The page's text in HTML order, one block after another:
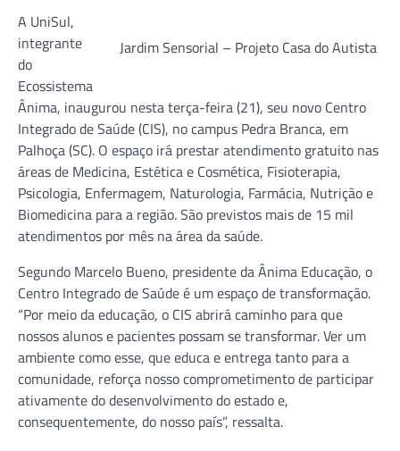
Jardim Sensorial – Projeto Casa do Autista
A UniSul,
integrante
do
Ecossistema
Ânima, inaugurou nesta terça-feira (21), seu novo Centro
Integrado de Saúde (CIS), no campus Pedra Branca, em
Palhoça (SC). O espaço irá prestar atendimento gratuito nas
áreas de Medicina, Estética e Cosmética, Fisioterapia,
Psicologia, Enfermagem, Naturologia, Farmácia, Nutrição e
Biomedicina para a região. São previstos mais de 15 mil
atendimentos por mês na área da saúde.
Segundo Marcelo Bueno, presidente da Ânima Educação, o
Centro Integrado de Saúde é um espaço de transformação.
“Por meio da educação, o CIS abrirá caminho para que
nossos alunos e pacientes possam se transformar. Ver um
ambiente como esse, que educa e entrega tanto para a
comunidade, reforça nosso comprometimento de participar
ativamente do desenvolvimento do estado e,
consequentemente, do nosso país”, ressalta.